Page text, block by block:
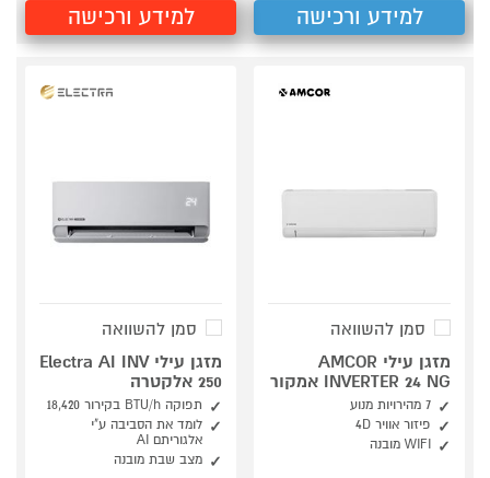
למידע ורכישה למידע ורכישה
סמן להשוואה
מזגן עילי AMCOR
INVERTER 24 NG אמקור
7 מהירויות מנוע
פיזור אוויר 4D
WIFI מובנה
סמן להשוואה
מזגן עילי Electra AI INV
250 אלקטרה
תפוקה BTU/h בקירור 18,420
לומד את הסביבה ע"י
אלגוריתם AI
מצב שבת מובנה